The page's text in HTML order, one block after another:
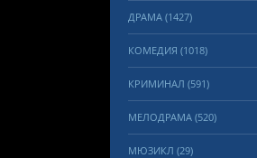
ДРАМА (1427)
КОМЕДИЯ (1018)
КРИМИНАЛ (591)
МЕЛОДРАМА (520)
МЮЗИКЛ (29)